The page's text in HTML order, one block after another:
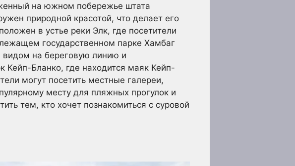
на южном побережье штата
природной красотой, что делает его
в устье реки Элк, где посетители
государственном парке Хамбаг
на береговую линию и
Кейп-Бланко, где находится маяк Кейп-
могут посетить местные галереи,
месту для пляжных прогулок и
тем, кто хочет познакомиться с суровой